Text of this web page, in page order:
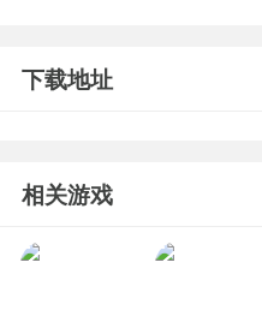
下载地址
相关游戏